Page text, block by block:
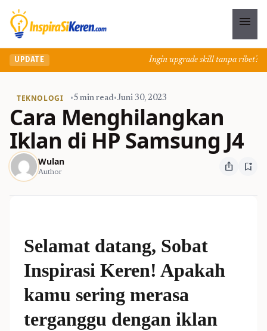
menu
UPDATE Ingin upgrade skill tanpa ribet?
TEKNOLOGI •5 min read•Juni 30, 2023
Cara Menghilangkan
Iklan di HP Samsung J4
Wulan
Author ios_share bookmark_add
Selamat datang, Sobat
Inspirasi Keren! Apakah
kamu sering merasa
terganggu dengan iklan